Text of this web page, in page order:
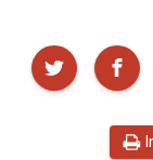
Partekatu